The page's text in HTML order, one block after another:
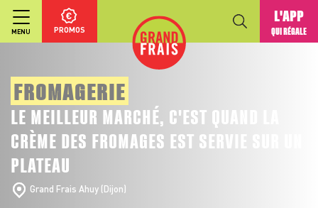
MENU PROMOS
L'APP
QUI RÉGALE
FROMAGERIE
LE MEILLEUR MARCHÉ, C'EST QUAND LA
CRÈME DES FROMAGES EST SERVIE SUR UN
PLATEAU
Grand Frais Ahuy (Dijon)